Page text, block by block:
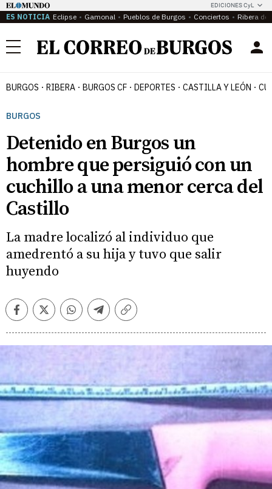
EDICIONES CyL
ES NOTICIA Eclipse Gamonal Pueblos de Burgos Conciertos Ribera del
Menú
BURGOS RIBERA BURGOS CF DEPORTES CASTILLA Y LEÓN
BURGOS
Detenido en Burgos un
hombre que persiguió con un
cuchillo a una menor cerca del
Castillo
La madre localizó al individuo que
amedrentó a su hija y tuvo que salir
huyendo
FacebookTwitterWhatsappTelegramCopiar